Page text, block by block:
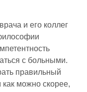
и его коллег
с больными.
правильный
как можно скорее,